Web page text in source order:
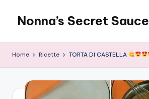
content
Nonna’s Secret Sauce
Home Ricette TORTA DI CASTELLA